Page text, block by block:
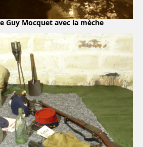
Guy Mocquet avec la mèche